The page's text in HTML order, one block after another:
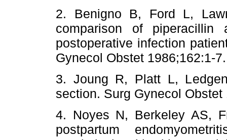
2. Benigno B, Ford L,
comparison of
postoperative infection
Gynecol Obstet
3. Joung R, Platt L,
section. Surg Gynecol
4. Noyes N, Berkeley AS,
postpartum